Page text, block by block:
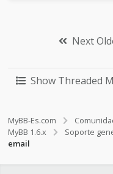
Next
Show Threaded
MyBB-Es.com
MyBB 1.6.x
Soporte
email